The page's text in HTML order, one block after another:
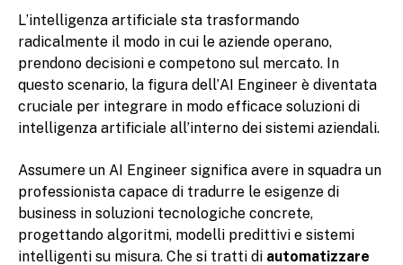
L’intelligenza artificiale sta trasformando
radicalmente il modo in cui le aziende operano,
prendono decisioni e competono sul mercato. In
questo scenario, la figura dell’AI Engineer è diventata
cruciale per integrare in modo efficace soluzioni di
intelligenza artificiale all’interno dei sistemi aziendali.
Assumere un AI Engineer significa avere in squadra un
professionista capace di tradurre le esigenze di
business in soluzioni tecnologiche concrete,
progettando algoritmi, modelli predittivi e sistemi
intelligenti su misura. Che si tratti di automatizzare